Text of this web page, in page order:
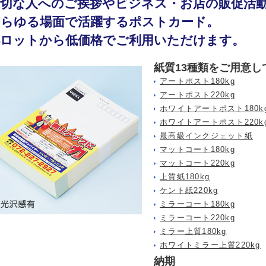
な人へのご挨拶やビジネス・お店の販促活
ゆる場面で活躍するポストカード。
ットから低価格でご利用いただけます。
紙質13種類をご用意し
アートポスト180kg
アートポスト220kg
ホワイトアートポスト
ホワイトアートポスト
最高級インクジェット紙
マットコート180kg
マットコート220kg
上質紙180kg
ケント紙220kg
ミラーコート180kg
ミラーコート220kg
ミラー上質180kg
ホワイトミラー上質220kg
納期